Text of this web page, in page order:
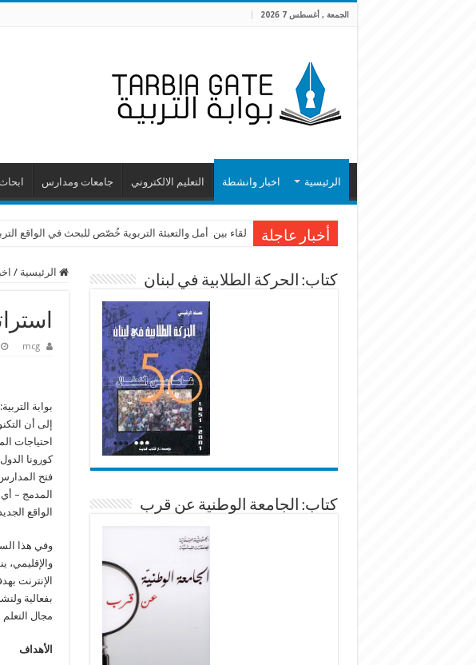
الجمعة , أغسطس 7 2026
الرئيسية اخبار وانشطة التعليم الالكتروني جامعات ومدارس
أخبار عاجلة لقاء بين أمل والتعبئة التربوية خُصّص للبحث في الواقع
الرئيسية /
mcg
بوابة
إلى أن
احتياجات
كورونا
فتح
المدمج –
الواقع
وفي هذا
والإقليمي،
الإنترنت
بفعالية
مجال
الأهداف
كتاب: الحركة الطلابية في لبنان
كتاب: الجامعة الوطنية عن قرب